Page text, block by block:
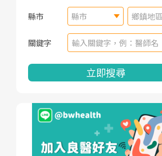
縣市 縣市 鄉鎮地
關鍵字
立即搜尋